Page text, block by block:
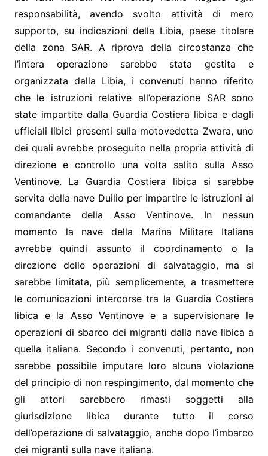
responsabilità, avendo svolto attività di mero
supporto, su indicazioni della Libia, paese titolare
della zona SAR. A riprova della circostanza che
l’intera operazione sarebbe stata gestita e
organizzata dalla Libia, i convenuti hanno riferito
che le istruzioni relative all’operazione SAR sono
state impartite dalla Guardia Costiera libica e dagli
ufficiali libici presenti sulla motovedetta Zwara, uno
dei quali avrebbe proseguito nella propria attività di
direzione e controllo una volta salito sulla Asso
Ventinove. La Guardia Costiera libica si sarebbe
servita della nave Duilio per impartire le istruzioni al
comandante della Asso Ventinove. In nessun
momento la nave della Marina Militare Italiana
avrebbe quindi assunto il coordinamento o la
direzione delle operazioni di salvataggio, ma si
sarebbe limitata, più semplicemente, a trasmettere
le comunicazioni intercorse tra la Guardia Costiera
libica e la Asso Ventinove e a supervisionare le
operazioni di sbarco dei migranti dalla nave libica a
quella italiana. Secondo i convenuti, pertanto, non
sarebbe possibile imputare loro alcuna violazione
del principio di non respingimento, dal momento che
gli attori sarebbero rimasti soggetti alla
giurisdizione libica durante tutto il corso
dell’operazione di salvataggio, anche dopo l’imbarco
dei migranti sulla nave italiana.